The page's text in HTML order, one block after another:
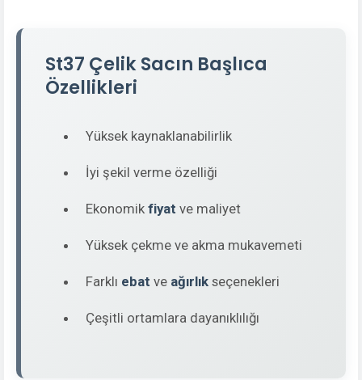
St37 Çelik Sacın Başlıca
Özellikleri
Yüksek kaynaklanabilirlik
İyi şekil verme özelliği
Ekonomik fiyat ve maliyet
Yüksek çekme ve akma mukavemeti
Farklı ebat ve ağırlık seçenekleri
Çeşitli ortamlara dayanıklılığı